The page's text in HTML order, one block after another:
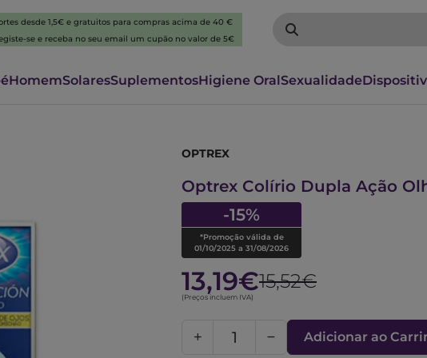
desde 1,5€ e gratuitos para compras acima de 40 €
se e receba no seu email um cupão no valor de 5€
HomemSolaresSuplementosHigiene OralSexualidade
OPTREX
Optrex Colírio Dupla Ação
-15%
*Promoção válida de
01/10/2025 a 31/08/2026
13,19€15,52€
(Preços incluem IVA)
Adicionar ao